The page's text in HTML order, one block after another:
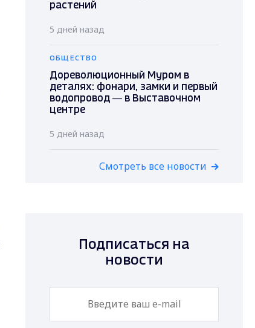
растений
5 дней назад
ОБЩЕСТВО
Дореволюционный Муром в
деталях: фонари, замки и первый
водопровод — в Выставочном
центре
5 дней назад
Смотреть все новости
Подписаться на
новости